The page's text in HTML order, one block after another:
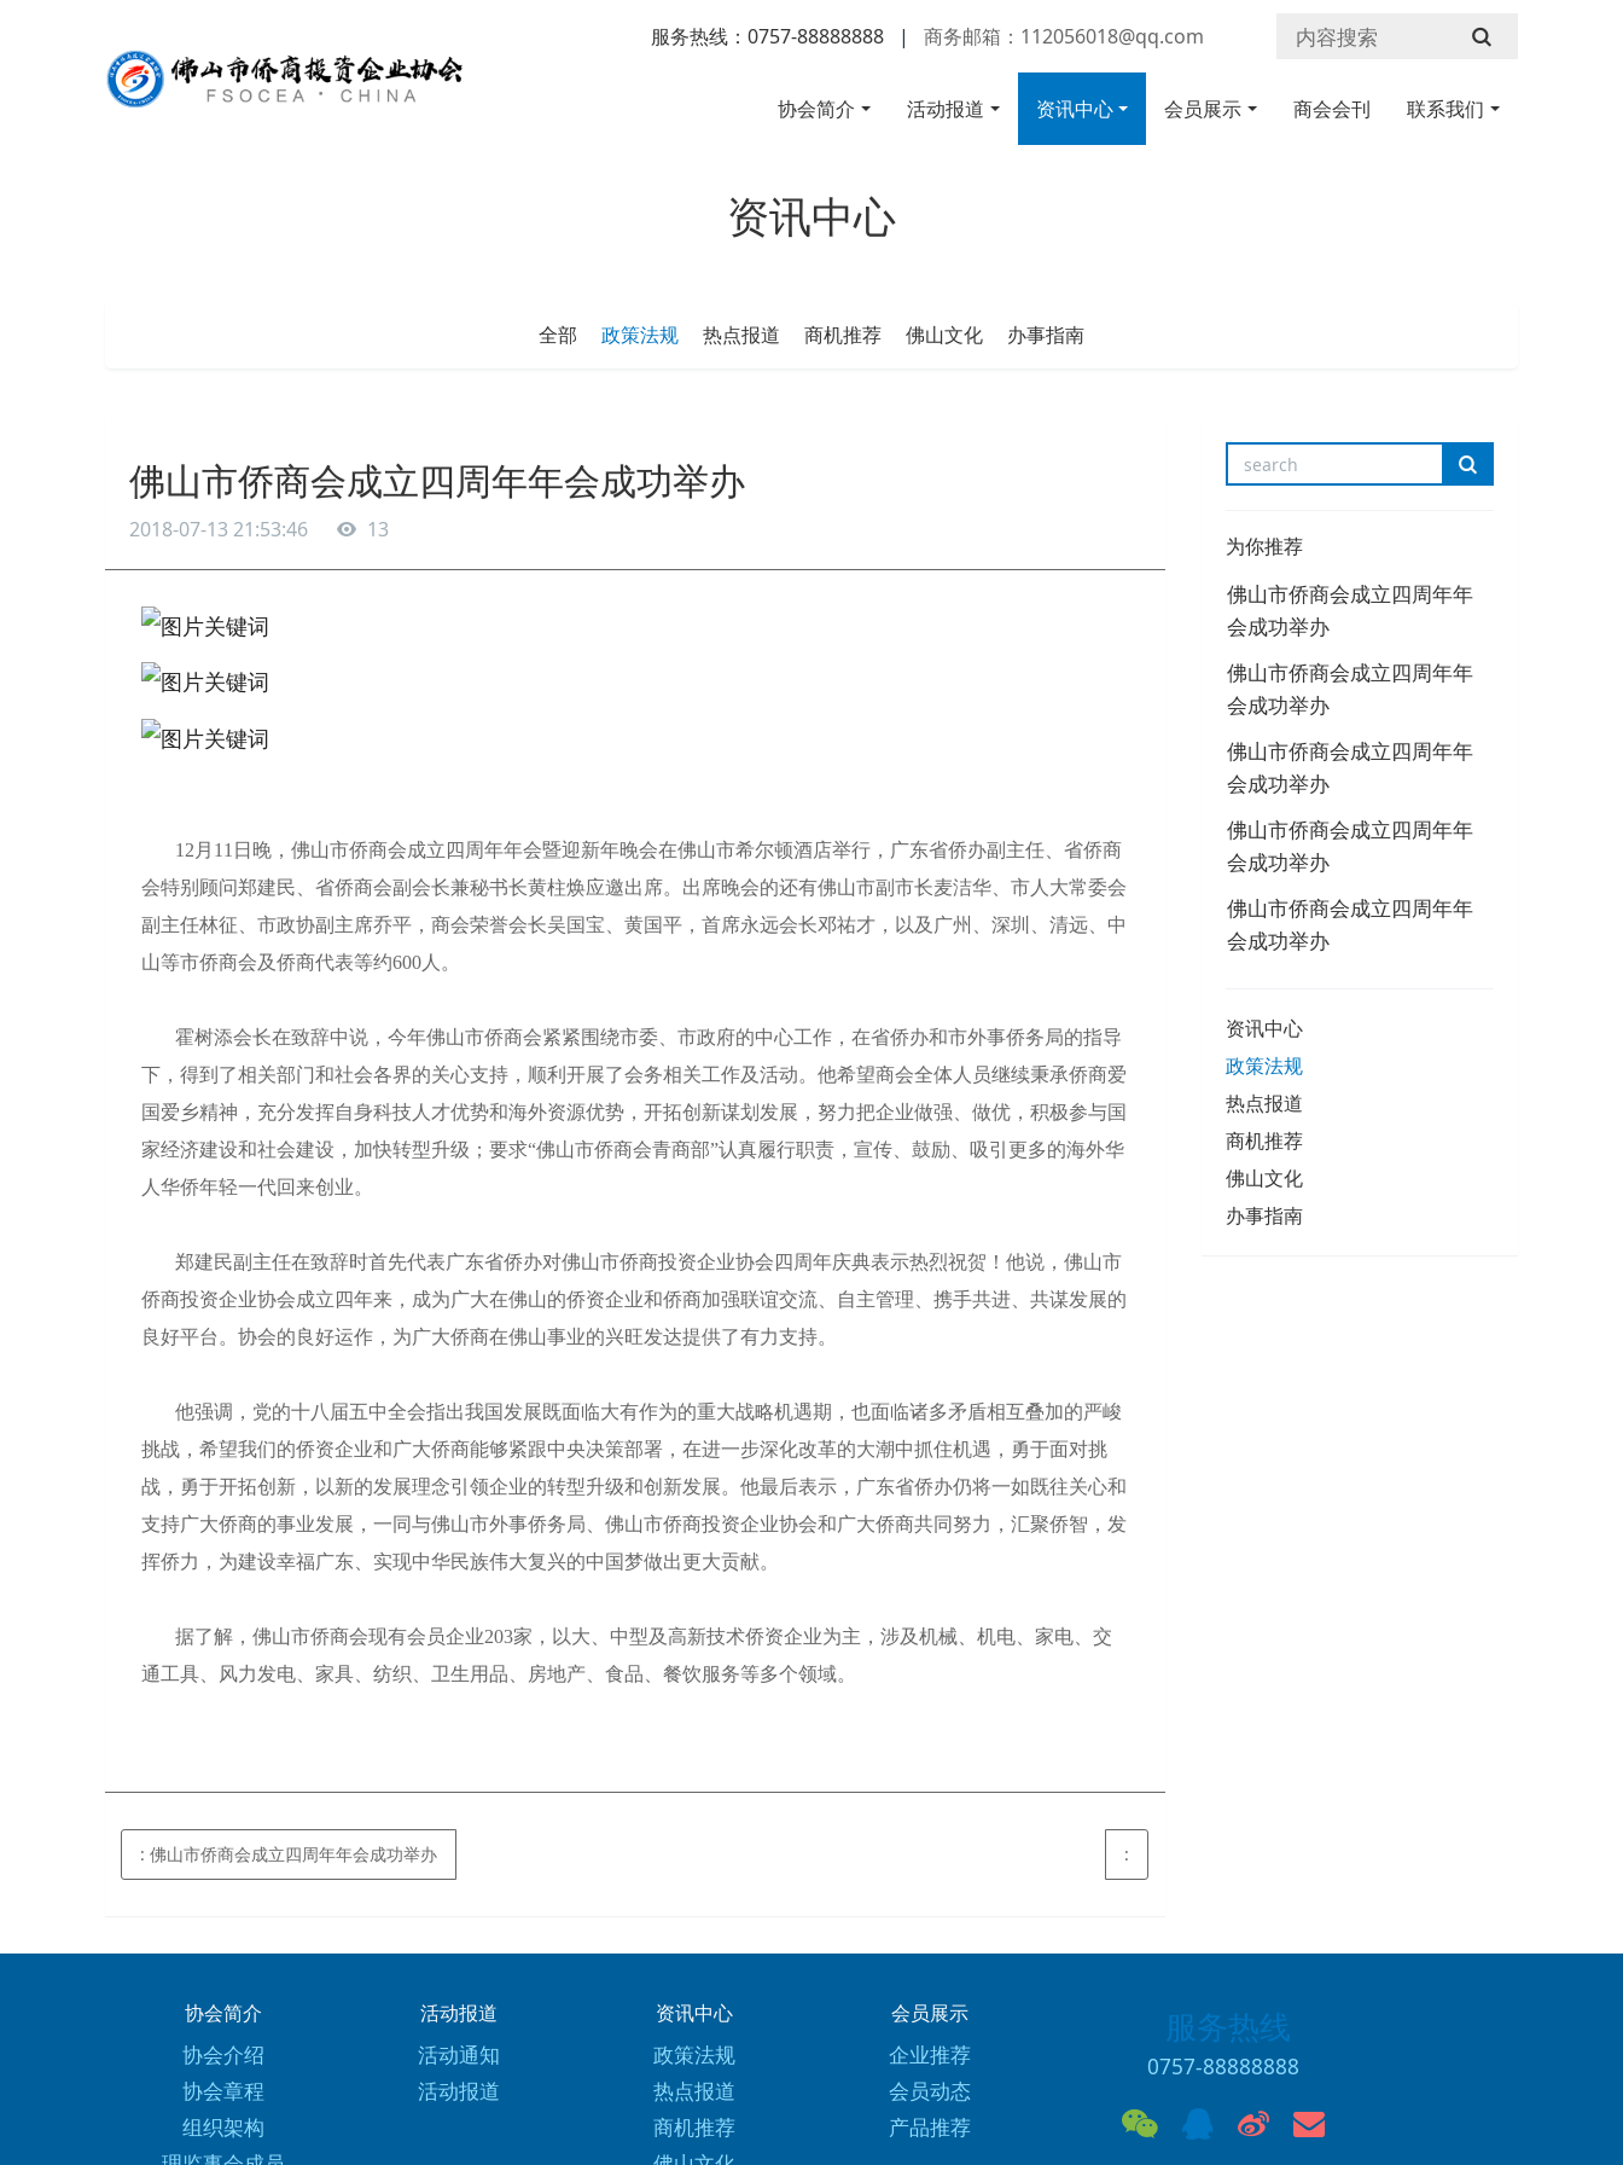
服务热线：0757-88888888 | 商务邮箱：112056018@qq.com
协会简介 活动报道 资讯中心 会员展示 商会会刊 联系我们
资讯中心
全部 政策法规 热点报道 商机推荐 佛山文化 办事指南
佛山市侨商会成立四周年年会成功举办
2018-07-13 21:53:46 13
12月11日晚，佛山市侨商会成立四周年年会暨迎新年晚会在佛山市希尔顿酒店举行，广东省侨办副主任、省侨商
会特别顾问郑建民、省侨商会副会长兼秘书长黄柱焕应邀出席。出席晚会的还有佛山市副市长麦洁华、市人大常委会
副主任林征、市政协副主席乔平，商会荣誉会长吴国宝、黄国平，首席永远会长邓祐才，以及广州、深圳、清远、中
山等市侨商会及侨商代表等约600人。
霍树添会长在致辞中说，今年佛山市侨商会紧紧围绕市委、市政府的中心工作，在省侨办和市外事侨务局的指导
下，得到了相关部门和社会各界的关心支持，顺利开展了会务相关工作及活动。他希望商会全体人员继续秉承侨商爱
国爱乡精神，充分发挥自身科技人才优势和海外资源优势，开拓创新谋划发展，努力把企业做强、做优，积极参与国
家经济建设和社会建设，加快转型升级；要求“佛山市侨商会青商部”认真履行职责，宣传、鼓励、吸引更多的海外华
人华侨年轻一代回来创业。
郑建民副主任在致辞时首先代表广东省侨办对佛山市侨商投资企业协会四周年庆典表示热烈祝贺！他说，佛山市
侨商投资企业协会成立四年来，成为广大在佛山的侨资企业和侨商加强联谊交流、自主管理、携手共进、共谋发展的
良好平台。协会的良好运作，为广大侨商在佛山事业的兴旺发达提供了有力支持。
他强调，党的十八届五中全会指出我国发展既面临大有作为的重大战略机遇期，也面临诸多矛盾相互叠加的严峻
挑战，希望我们的侨资企业和广大侨商能够紧跟中央决策部署，在进一步深化改革的大潮中抓住机遇，勇于面对挑
战，勇于开拓创新，以新的发展理念引领企业的转型升级和创新发展。他最后表示，广东省侨办仍将一如既往关心和
支持广大侨商的事业发展，一同与佛山市外事侨务局、佛山市侨商投资企业协会和广大侨商共同努力，汇聚侨智，发
挥侨力，为建设幸福广东、实现中华民族伟大复兴的中国梦做出更大贡献。
据了解，佛山市侨商会现有会员企业203家，以大、中型及高新技术侨资企业为主，涉及机械、机电、家电、交
通工具、风力发电、家具、纺织、卫生用品、房地产、食品、餐饮服务等多个领域。
: 佛山市侨商会成立四周年年会成功举办 :
为你推荐
佛山市侨商会成立四周年年
会成功举办
佛山市侨商会成立四周年年
会成功举办
佛山市侨商会成立四周年年
会成功举办
佛山市侨商会成立四周年年
会成功举办
佛山市侨商会成立四周年年
会成功举办
资讯中心
政策法规
热点报道
商机推荐
佛山文化
办事指南
协会简介
协会介绍
协会章程
组织架构
活动报道
活动通知
活动报道
资讯中心
政策法规
热点报道
商机推荐
会员展示
企业推荐
会员动态
产品推荐
服务热线
0757-88888888